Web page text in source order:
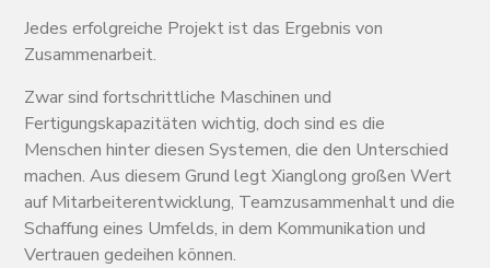
Jedes erfolgreiche Projekt ist das Ergebnis von
Zusammenarbeit.
Zwar sind fortschrittliche Maschinen und
Fertigungskapazitäten wichtig, doch sind es die
Menschen hinter diesen Systemen, die den Unterschied
machen. Aus diesem Grund legt Xianglong großen Wert
auf Mitarbeiterentwicklung, Teamzusammenhalt und die
Schaffung eines Umfelds, in dem Kommunikation und
Vertrauen gedeihen können.